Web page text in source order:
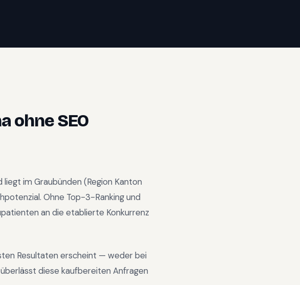
ohne SEO
liegt im Graubünden (Region Kanton
. Ohne Top-3-Ranking und
an die etablierte Konkurrenz
Resultaten erscheint — weder bei
diese kaufbereiten Anfragen